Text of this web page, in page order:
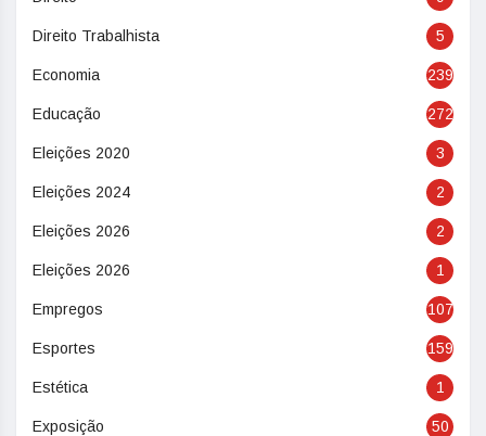
Direito Trabalhista 5
Economia 239
Educação 272
Eleições 2020 3
Eleições 2024 2
Eleições 2026 2
Eleições 2026 1
Empregos 107
Esportes 159
Estética 1
Exposição 50